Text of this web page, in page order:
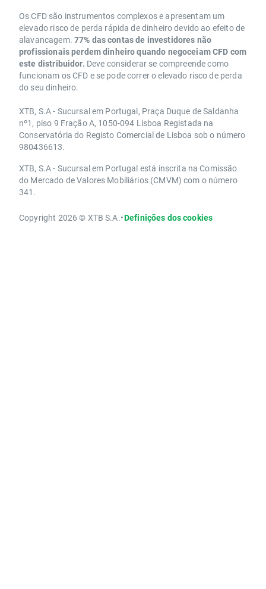
Os CFD são instrumentos complexos e apresentam um
elevado risco de perda rápida de dinheiro devido ao efeito de
alavancagem. 77% das contas de investidores não
profissionais perdem dinheiro quando negoceiam CFD com
este distribuidor. Deve considerar se compreende como
funcionam os CFD e se pode correr o elevado risco de perda
do seu dinheiro.
XTB, S.A - Sucursal em Portugal, Praça Duque de Saldanha
nº1, piso 9 Fração A, 1050-094 Lisboa Registada na
Conservatória do Registo Comercial de Lisboa sob o número
980436613.
XTB, S.A - Sucursal em Portugal está inscrita na Comissão
do Mercado de Valores Mobiliários (CMVM) com o número
341.
Copyright 2026 © XTB S.A.•Definições dos cookies